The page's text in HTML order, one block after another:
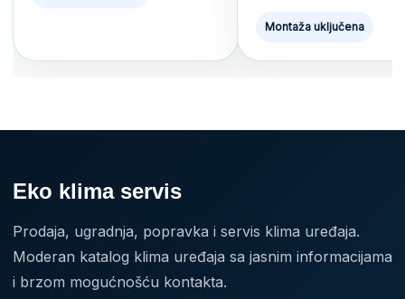
Montaža uključena
Eko klima servis
Prodaja, ugradnja, popravka i servis klima uređaja.
Moderan katalog klima uređaja sa jasnim informacijama
i brzom mogućnošću kontakta.